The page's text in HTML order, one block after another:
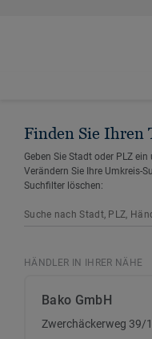
Finden Sie Ihren
Geben Sie Stadt oder PLZ
Verändern Sie Ihre Umkreis-
Suchfilter löschen:
HÄNDLER IN IHRER NÄHE
Bako GmbH
Zwerchäckerweg 39/